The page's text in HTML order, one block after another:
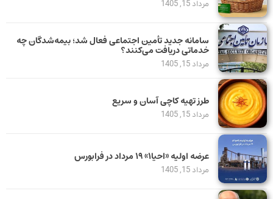
مرداد 15, 1405
سامانه جدید تأمین اجتماعی فعال شد؛ بیمه‌شدگان چه
خدماتی دریافت می‌کنند؟
مرداد 15, 1405
طرز تهیه کاچی آسان و سریع
مرداد 15, 1405
عرضه اولیه «احیا۱» ۱۹ مرداد در فرابورس
مرداد 15, 1405